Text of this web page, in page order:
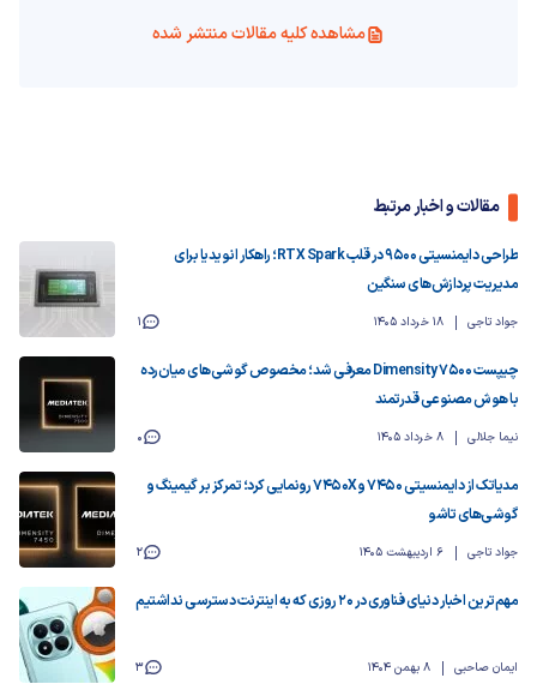
مشاهده کلیه مقالات منتشر شده
مقالات و اخبار مرتبط
طراحی دایمنسیتی ۹۵۰۰ در قلب RTX Spark؛ راهکار انویدیا برای
مدیریت پردازش‌های سنگین
جواد تاجی 18 خرداد 1405 1
چیپست Dimensity 7500 معرفی شد؛ مخصوص گوشی‌های میان‌رده
با هوش مصنوعی قدرتمند
نیما جلالی 8 خرداد 1405 0
مدیاتک از دایمنسیتی 7450 و 7450X رونمایی کرد؛ تمرکز بر گیمینگ و
گوشی‌های تاشو
جواد تاجی 6 اردیبهشت 1405 2
مهم‌ترین اخبار دنیای فناوری در ۲۰ روزی که به اینترنت دسترسی نداشتیم
ایمان صاحبی 8 بهمن 1404 3